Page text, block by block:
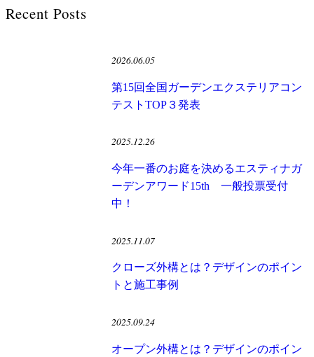
Recent Posts
2026.06.05
第15回全国ガーデンエクステリアコン
テストTOP３発表
2025.12.26
今年一番のお庭を決めるエスティナガ
ーデンアワード15th 一般投票受付
中！
2025.11.07
クローズ外構とは？デザインのポイン
トと施工事例
2025.09.24
オープン外構とは？デザインのポイン